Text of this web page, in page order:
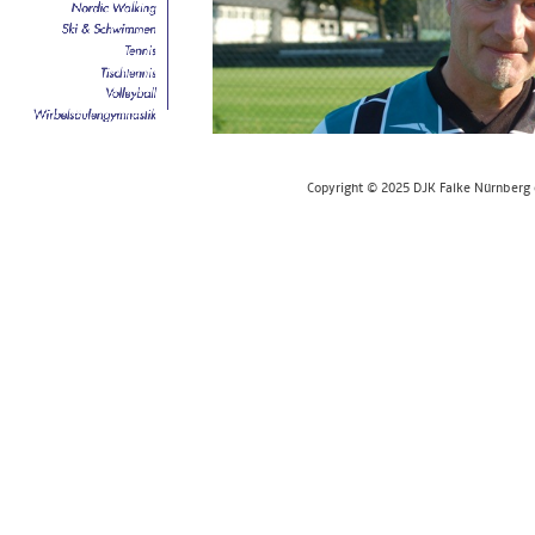
Copyright © 2025 DJK Falke